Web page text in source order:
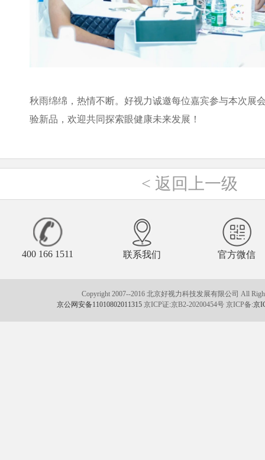
秋雨绵绵，热情不断。好视力诚邀每位嘉宾参与本次展
验新品，欢迎共同探索眼健康未来发展！
< 返回上一级
400 166 1511 联系我们 官方微信
Copyright 2007--2016 北京好视力科技发展有限公司 All
京公网安备11010802011315 京ICP证:京B2-20200454号 京ICP备:京